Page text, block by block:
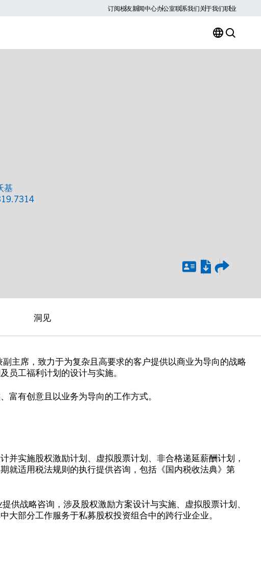
订阅校友新闻中心办公室联系我们关于我们职业
基
主席，致力于为复杂且高要求的客户提供以商业为导向的战略
员工福利计划的设计与实施。
富有创意且以业务为导向的工作方式。
并实施股权激励计划、虚拟股票计划、非合格递延薪酬计划，
就适用税法规则的执行提供咨询，包括《国内税收法典》第
供战略咨询，涉及股权激励方案设计与实施、虚拟股票计划、
大部分工作服务于私募股权投资组合中的跨行业企业。
洞见